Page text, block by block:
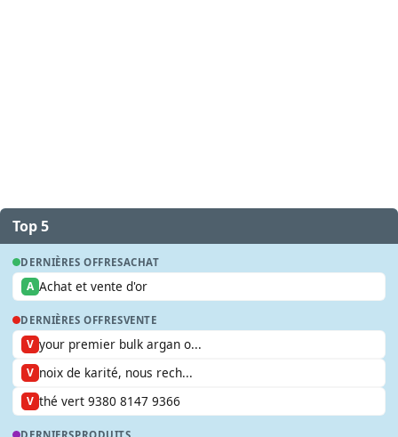
Top 5
DERNIÈRES OFFRESACHAT
A Achat et vente d'or
DERNIÈRES OFFRESVENTE
V your premier bulk argan o...
V noix de karité, nous rech...
V thé vert 9380 8147 9366